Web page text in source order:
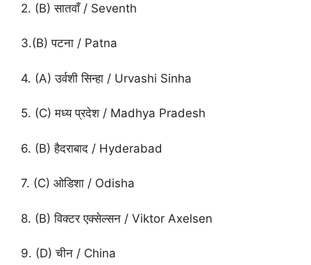
2. (B) सातवाँ / Seventh
3.(B) पटना / Patna
4. (A) उर्वशी सिन्हा / Urvashi Sinha
5. (C) मध्य प्रदेश / Madhya Pradesh
6. (B) हैदराबाद / Hyderabad
7. (C) ओडिशा / Odisha
8. (B) विक्टर एक्सेल्सन / Viktor Axelsen
9. (D) चीन / China